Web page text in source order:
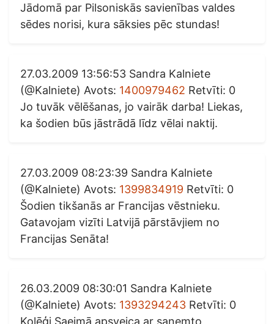
Jādomā par Pilsoniskās savienības valdes
sēdes norisi, kura sāksies pēc stundas!
27.03.2009 13:56:53 Sandra Kalniete
(@Kalniete) Avots: 1400979462 Retvīti: 0
Jo tuvāk vēlēšanas, jo vairāk darba! Liekas,
ka šodien būs jāstrādā līdz vēlai naktij.
27.03.2009 08:23:39 Sandra Kalniete
(@Kalniete) Avots: 1399834919 Retvīti: 0
Šodien tikšanās ar Francijas vēstnieku.
Gatavojam vizīti Latvijā pārstāvjiem no
Francijas Senāta!
26.03.2009 08:30:01 Sandra Kalniete
(@Kalniete) Avots: 1393294243 Retvīti: 0
Kolēģi Saeimā apsveica ar saņemto